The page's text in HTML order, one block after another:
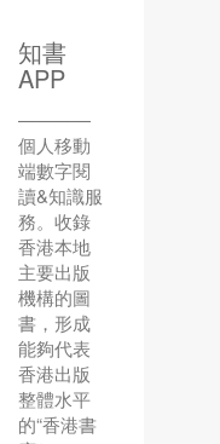
知書
APP
————
個人移動
端數字閱
讀&知識服
務。收錄
香港本地
主要出版
機構的圖
書，形成
能夠代表
香港出版
整體水平
的“香港書